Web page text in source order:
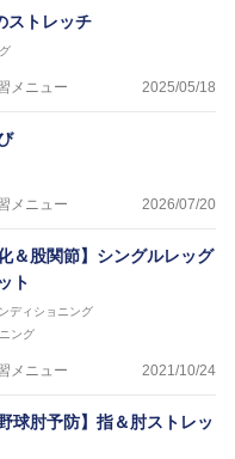
人の「楽しく、豊かに、生き
『健康な人生』をサポートし
ストレッチ
メニュー 2025/05/18
メニュー 2026/07/20
＆股関節】シングルレッグ
ト
ディショニング
ング
メニュー 2021/10/24
球肘予防】指＆肘ストレッ